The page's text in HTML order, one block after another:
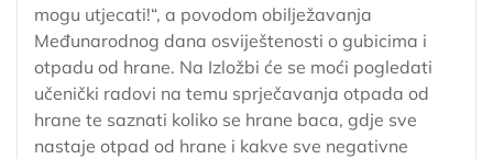
mogu utjecati!“, a povodom obilježavanja
Međunarodnog dana osviještenosti o gubicima i
otpadu od hrane. Na Izložbi će se moći pogledati
učenički radovi na temu sprječavanja otpada od
hrane te saznati koliko se hrane baca, gdje sve
nastaje otpad od hrane i kakve sve negativne